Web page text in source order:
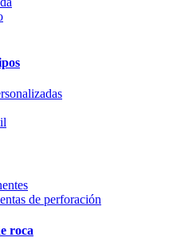
de perforación
roca